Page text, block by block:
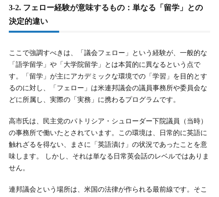
3-2. フェロー経験が意味するもの：単なる「留学」との
決定的違い
ここで強調すべきは、「議会フェロー」という経験が、一般的な
「語学留学」や「大学院留学」とは本質的に異なるという点で
す。「留学」が主にアカデミックな環境での「学習」を目的とす
るのに対し、「フェロー」は米連邦議会の議員事務所や委員会な
どに所属し、実際の「実務」に携わるプログラムです。
高市氏は、民主党のパトリシア・シュローダー下院議員（当時）
の事務所で働いたとされています。この環境は、日常的に英語に
触れざるを得ない、まさに「英語漬け」の状況であったことを意
味します。 しかし、それは単なる日常英会話のレベルではありま
せん。
連邦議会という場所は、米国の法律が作られる最前線です。そこ